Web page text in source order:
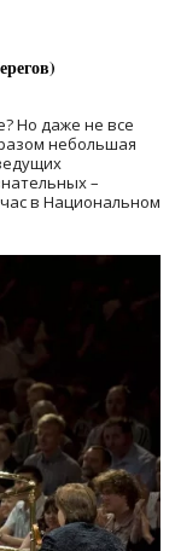
Но даже не все
небольшая
–
в Национальном